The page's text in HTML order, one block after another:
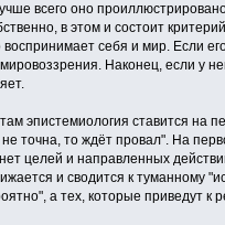
всего оно
в этом и состоит
себя и мир. Если
Наконец, если у
эпистемиология ставится на
точна, то ждёт провал". На
целей и направленных
и сводится к туманному
а тех, которые приведут к